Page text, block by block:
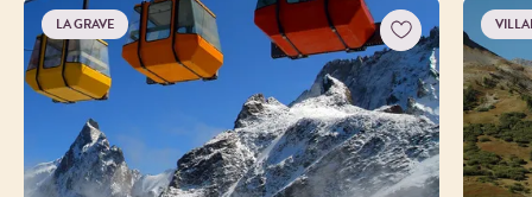
LA GRAVE